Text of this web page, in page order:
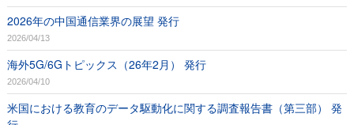
2026年の中国通信業界の展望 発行
2026/04/13
海外5G/6Gトピックス（26年2月） 発行
2026/04/10
米国における教育のデータ駆動化に関する調査報告書（第三部） 発